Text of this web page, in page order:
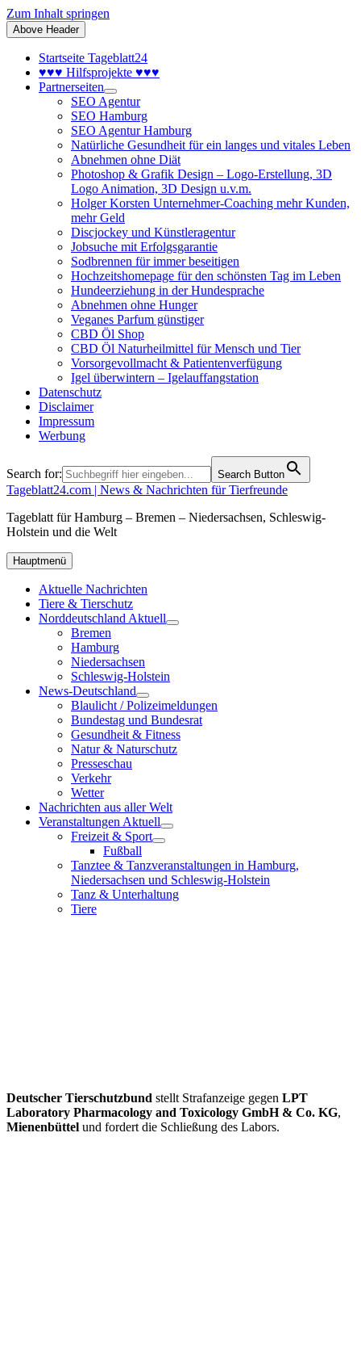
Zum Inhalt springen
Above Header
Startseite Tageblatt24
♥♥♥ Hilfsprojekte ♥♥♥
Partnerseiten
SEO Agentur
SEO Hamburg
SEO Agentur Hamburg
Natürliche Gesundheit für ein langes und vitales Leben
Abnehmen ohne Diät
Photoshop & Grafik Design – Logo-Erstellung, 3D
Logo Animation, 3D Design u.v.m.
Holger Korsten Unternehmer-Coaching mehr Kunden,
mehr Geld
Discjockey und Künstleragentur
Jobsuche mit Erfolgsgarantie
Sodbrennen für immer beseitigen
Hochzeitshomepage für den schönsten Tag im Leben
Hundeerziehung in der Hundesprache
Abnehmen ohne Hunger
Veganes Parfum günstiger
CBD Öl Shop
CBD Öl Naturheilmittel für Mensch und Tier
Vorsorgevollmacht & Patientenverfügung
Igel überwintern – Igelauffangstation
Datenschutz
Disclaimer
Impressum
Werbung
Search for: Search Button
Tageblatt24.com | News & Nachrichten für Tierfreunde
Tageblatt für Hamburg – Bremen – Niedersachsen, Schleswig-
Holstein und die Welt
Hauptmenü
Aktuelle Nachrichten
Tiere & Tierschutz
Norddeutschland Aktuell
Bremen
Hamburg
Niedersachsen
Schleswig-Holstein
News-Deutschland
Blaulicht / Polizeimeldungen
Bundestag und Bundesrat
Gesundheit & Fitness
Natur & Naturschutz
Presseschau
Verkehr
Wetter
Nachrichten aus aller Welt
Veranstaltungen Aktuell
Freizeit & Sport
Fußball
Tanztee & Tanzveranstaltungen in Hamburg,
Niedersachsen und Schleswig-Holstein
Tanz & Unterhaltung
Tiere
Deutscher Tierschutzbund stellt Strafanzeige gegen LPT
Laboratory Pharmacology and Toxicology GmbH & Co. KG,
Mienenbüttel und fordert die Schließung des Labors.